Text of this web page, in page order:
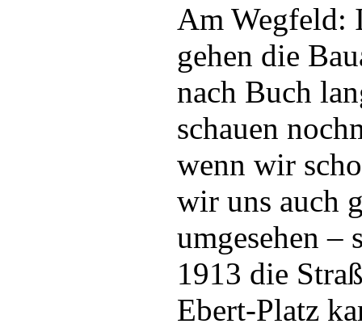
Am Wegfeld:
gehen die
nach Buch
schauen
wenn wir
wir uns auch
umgesehen –
1913 die
Ebert-Platz